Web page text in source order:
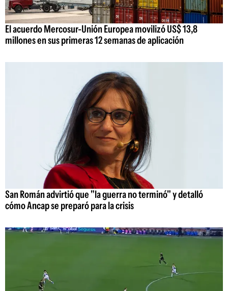
El acuerdo Mercosur-Unión Europea movilizó US$ 13,8
millones en sus primeras 12 semanas de aplicación
San Román advirtió que "la guerra no terminó" y detalló
cómo Ancap se preparó para la crisis